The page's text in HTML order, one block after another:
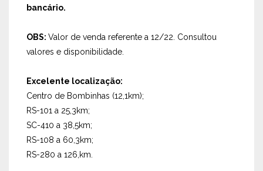
bancário.
OBS: Valor de venda referente a 12/22. Consultou
valores e disponibilidade.
Excelente localização:
Centro de Bombinhas (12,1km);
RS-101 a 25,3km;
SC-410 a 38,5km;
RS-108 a 60,3km;
RS-280 a 126,km.